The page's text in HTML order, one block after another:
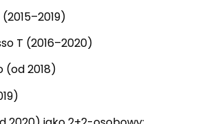
T (2016–2020)
(od 2018)